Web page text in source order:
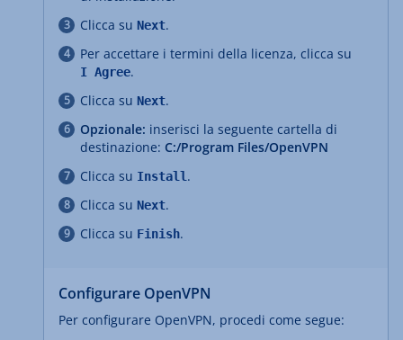
Clicca su Next.
Per accettare i termini della licenza, clicca su
I Agree.
Clicca su Next.
Opzionale: inserisci la seguente cartella di
destinazione: C:/Program Files/OpenVPN
Clicca su Install .
Clicca su Next.
Clicca su Finish.
Configurare OpenVPN
Per configurare OpenVPN, procedi come segue: